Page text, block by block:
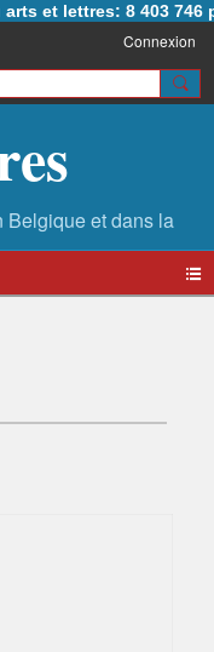
et lettres: 8 403 746
Connexion